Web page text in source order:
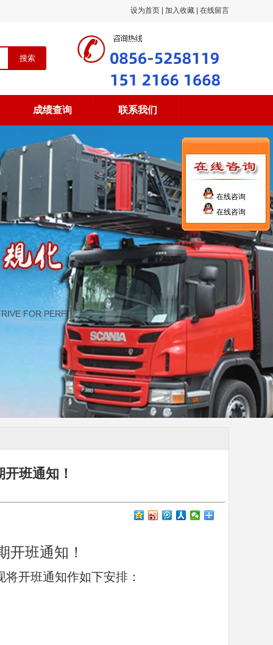
设为首页 加入收藏 在线留言
成绩查询 联系我们
班通知！
开班通知！
开班通知作如下安排：
在线咨询
在线咨询